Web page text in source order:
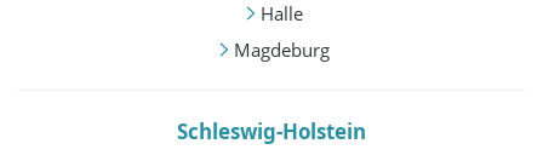
Halle
Magdeburg
Schleswig-Holstein